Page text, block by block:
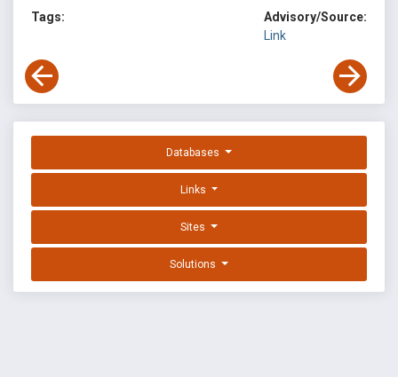
Tags:
Advisory/Source:
Link
Databases
Links
Sites
Solutions